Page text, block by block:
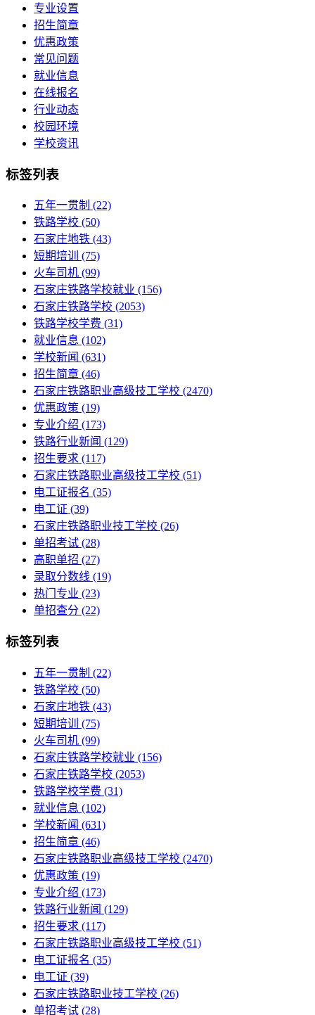
专业设置
招生简章
优惠政策
常见问题
就业信息
在线报名
行业动态
校园环境
学校资讯
标签列表
五年一贯制 (22)
铁路学校 (50)
石家庄地铁 (43)
短期培训
(75)
火车司机 (99)
石家庄铁路学校就业 (156)
石家庄铁路学校 (2053)
铁路学校学费 (31)
就业信息 (102)
学校新闻 (631)
招生简章 (46)
石家庄铁路职业高级技工学校 (2470)
优惠政策 (19)
专业介绍 (173)
铁路行业新闻 (129)
招生要求 (117)
石家庄铁路职业高级技工学校​ (51)
电工证报名 (35)
电工证 (39)
石家庄铁路职业技工学校 (26)
单招考试 (28)
高职单招 (27)
录取分数线 (19)
热门专业 (23)
单招查分 (22)
标签列表
五年一贯制 (22)
铁路学校 (50)
石家庄地铁 (43)
短期培训
(75)
火车司机 (99)
石家庄铁路学校就业 (156)
石家庄铁路学校 (2053)
铁路学校学费 (31)
就业信息 (102)
学校新闻 (631)
招生简章 (46)
石家庄铁路职业高级技工学校 (2470)
优惠政策 (19)
专业介绍 (173)
铁路行业新闻 (129)
招生要求 (117)
石家庄铁路职业高级技工学校​ (51)
电工证报名 (35)
电工证 (39)
石家庄铁路职业技工学校 (26)
单招考试 (28)